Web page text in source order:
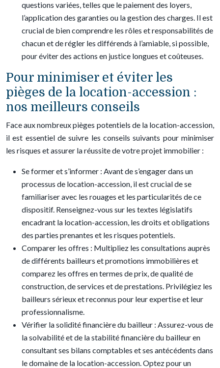
questions variées, telles que le paiement des loyers,
l’application des garanties ou la gestion des charges. Il est
crucial de bien comprendre les rôles et responsabilités de
chacun et de régler les différends à l’amiable, si possible,
pour éviter des actions en justice longues et coûteuses.
Pour minimiser et éviter les
pièges de la location-accession :
nos meilleurs conseils
Face aux nombreux pièges potentiels de la location-accession,
il est essentiel de suivre les conseils suivants pour minimiser
les risques et assurer la réussite de votre projet immobilier :
Se former et s’informer : Avant de s’engager dans un
processus de location-accession, il est crucial de se
familiariser avec les rouages et les particularités de ce
dispositif. Renseignez-vous sur les textes législatifs
encadrant la location-accession, les droits et obligations
des parties prenantes et les risques potentiels.
Comparer les offres : Multipliez les consultations auprès
de différents bailleurs et promotions immobilières et
comparez les offres en termes de prix, de qualité de
construction, de services et de prestations. Privilégiez les
bailleurs sérieux et reconnus pour leur expertise et leur
professionnalisme.
Vérifier la solidité financière du bailleur : Assurez-vous de
la solvabilité et de la stabilité financière du bailleur en
consultant ses bilans comptables et ses antécédents dans
le domaine de la location-accession. Optez pour un